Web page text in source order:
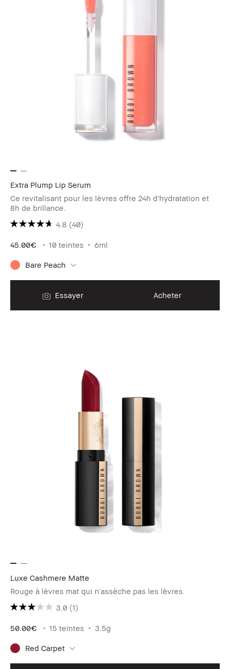
Extra Plump Lip Serum
Ce revitalisant pour les lèvres offre 24h d'hydratation et
8h de brillance.
4.8 (40)
45.00€ 10 teintes 6ml
Bare Peach
Essayer Acheter
Luxe Cashmere Matte
Rouge à lèvres mat qui n'assèche pas les lèvres.
3.0 (1)
50.00€ 15 teintes 3.5g
Red Carpet